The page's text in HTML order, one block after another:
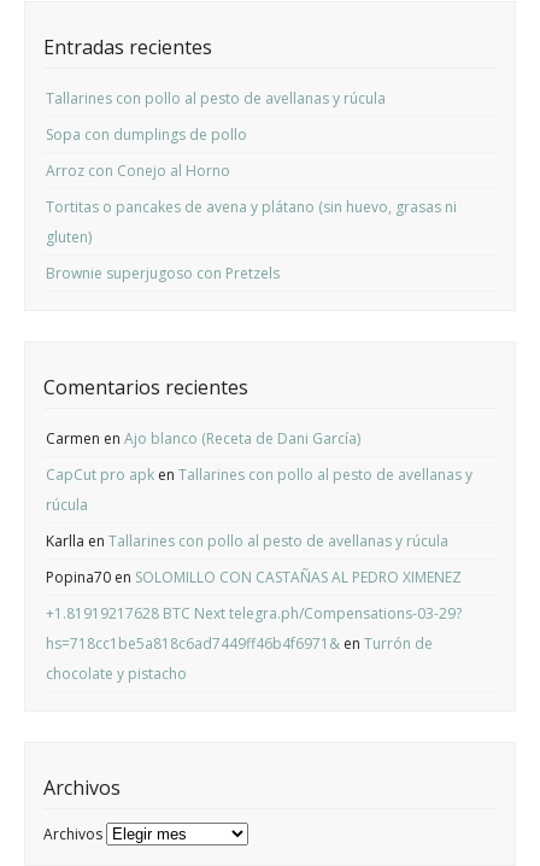
Entradas recientes
Tallarines con pollo al pesto de avellanas y rúcula
Sopa con dumplings de pollo
Arroz con Conejo al Horno
Tortitas o pancakes de avena y plátano (sin huevo, grasas ni
gluten)
Brownie superjugoso con Pretzels
Comentarios recientes
Carmen en Ajo blanco (Receta de Dani García)
CapCut pro apk en Tallarines con pollo al pesto de avellanas y
rúcula
Karlla en Tallarines con pollo al pesto de avellanas y rúcula
Popina70 en SOLOMILLO CON CASTAÑAS AL PEDRO XIMENEZ
+1.81919217628 BTC Next telegra.ph/Compensations-03-29?
hs=718cc1be5a818c6ad7449ff46b4f6971& en Turrón de
chocolate y pistacho
Archivos
Archivos